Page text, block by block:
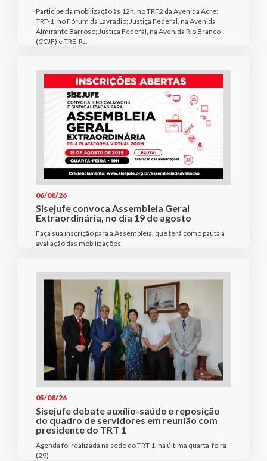
Participe da mobilização às 12h, no TRF2 da Avenida Acre;
TRT-1, no Fórum da Lavradio; Justiça Federal, na Avenida
Almirante Barroso; Justiça Federal, na Avenida Rio Branco
(CCJF) e TRE-RJ.
06/08/26
Sisejufe convoca Assembleia Geral
Extraordinária, no dia 19 de agosto
Faça sua inscrição para a Assembleia, que terá como pauta a
avaliação das mobilizações
05/08/26
Sisejufe debate auxílio-saúde e reposição
do quadro de servidores em reunião com
presidente do TRT 1
Agenda foi realizada na sede do TRT 1, na última quarta-feira
(29)